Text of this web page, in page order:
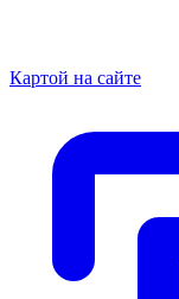
Картой на сайте